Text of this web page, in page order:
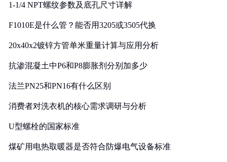
1-1/4 NPT螺纹参数及底孔尺寸详解
F1010E是什么管？能否用3205或3505代换
20x40x2镀锌方管单米重量计算与应用分析
抗渗混凝土中P6和P8膨胀剂分别加多少
法兰PN25和PN16有什么区别
消费者对洗衣机的核心需求调研与分析
U型螺栓的国家标准
煤矿用电热取暖器是否符合防爆电气设备标准